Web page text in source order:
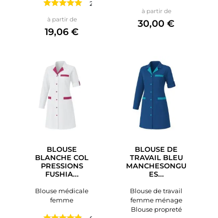
2 avis
à partir dePrix
19,06 €
à partir dePrix
30,00 €
BLOUSE
BLANCHE COL
PRESSIONS
FUSHIA...
Blouse médicale
femme
BLOUSE DE
TRAVAIL BLEU
MANCHESONGU
ES...
Blouse de travail
femme ménage
Blouse propreté